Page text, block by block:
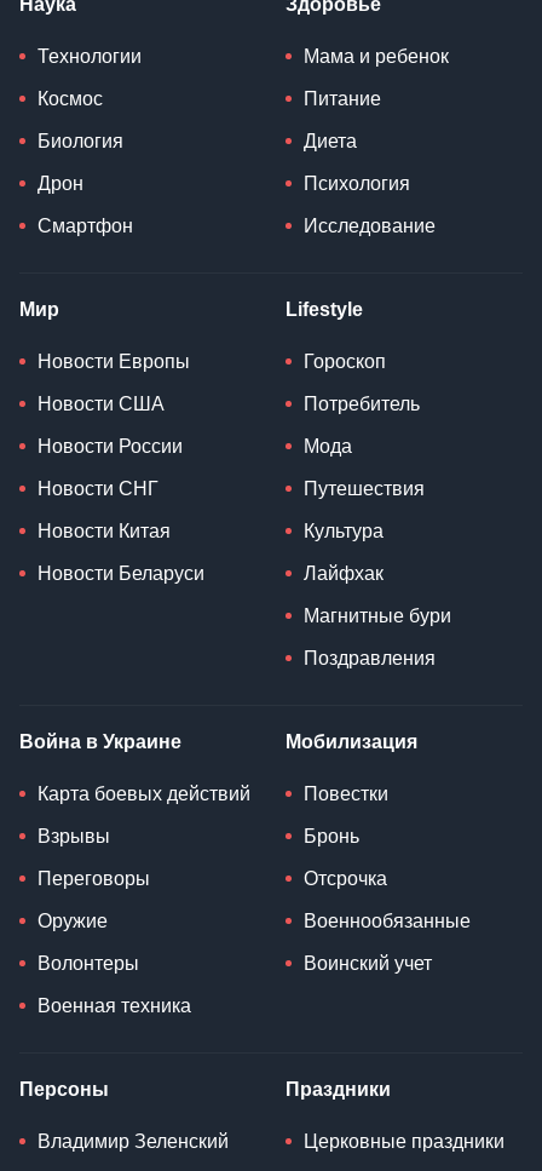
Технологии
Космос
Биология
Дрон
Смартфон
Мама и ребенок
Питание
Диета
Психология
Исследование
Мир
Новости Европы
Новости США
Новости России
Новости СНГ
Новости Китая
Новости Беларуси
Lifestyle
Гороскоп
Потребитель
Мода
Путешествия
Культура
Лайфхак
Магнитные бури
Поздравления
Война в Украине
Карта боевых действий
Взрывы
Переговоры
Оружие
Волонтеры
Военная техника
Мобилизация
Повестки
Бронь
Отсрочка
Военнообязанные
Воинский учет
Персоны
Владимир Зеленский
Праздники
Церковные праздники